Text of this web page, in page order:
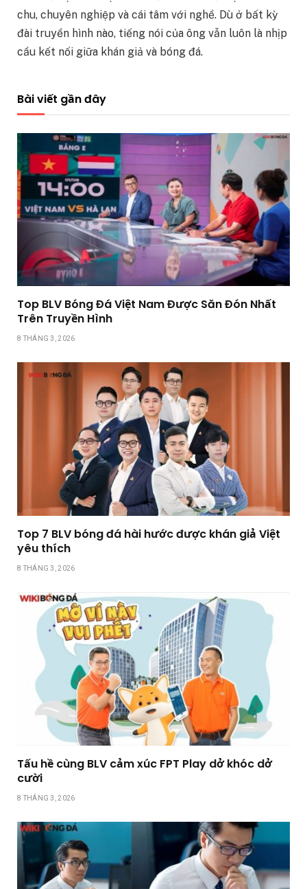
chu, chuyên nghiệp và cái tâm với nghề. Dù ở bất kỳ
đài truyền hình nào, tiếng nói của ông vẫn luôn là nhịp
cầu kết nối giữa khán giả và bóng đá.
Bài viết gần đây
Top BLV Bóng Đá Việt Nam Được Săn Đón Nhất
Trên Truyền Hình
8 THÁNG 3, 2026
Top 7 BLV bóng đá hài hước được khán giả Việt
yêu thích
8 THÁNG 3, 2026
Tấu hề cùng BLV cảm xúc FPT Play dở khóc dở
cười
8 THÁNG 3, 2026